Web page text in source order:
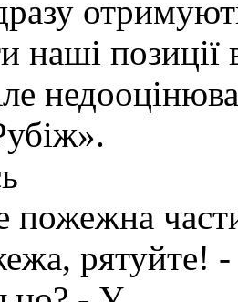
наші позиції
пожежна
рятуйте!